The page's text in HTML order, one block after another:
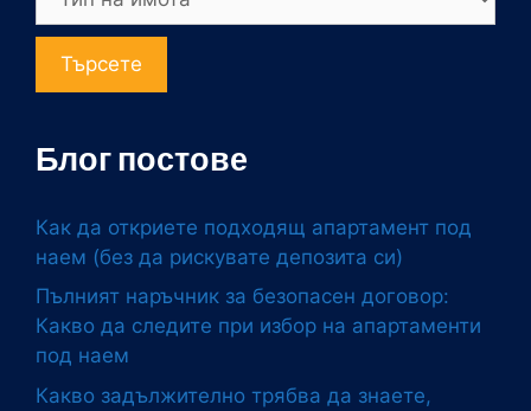
Търсете
Блог постове
Как да откриете подходящ апартамент под
наем (без да рискувате депозита си)
Пълният наръчник за безопасен договор:
Какво да следите при избор на апартаменти
под наем
Какво задължително трябва да знаете,